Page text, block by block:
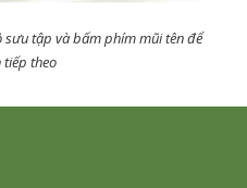
sưu tập và bấm phím mũi tên để
tiếp theo